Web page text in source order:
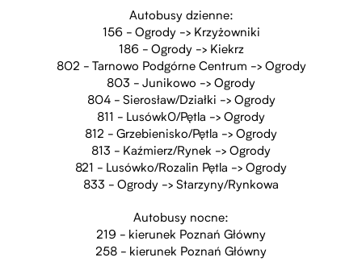
Autobusy dzienne:
156 - Ogrody -> Krzyżowniki
186 - Ogrody -> Kiekrz
802 - Tarnowo Podgórne Centrum -> Ogrody
803 - Junikowo -> Ogrody
804 - Sierosław/Działki -> Ogrody
811 - Lusówk0/Pętla -> Ogrody
812 - Grzebienisko/Pętla -> Ogrody
813 - Kaźmierz/Rynek -> Ogrody
821 - Lusówko/Rozalin Pętla -> Ogrody
833 - Ogrody -> Starzyny/Rynkowa
Autobusy nocne:
219 - kierunek Poznań Główny
258 - kierunek Poznań Główny